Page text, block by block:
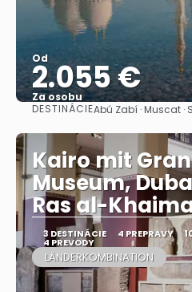
Od
2.055 €
Za osobu
DESTINÁCIEAbú Zabí · Muscat ·
Kairo mit
Museum,
Ras al-
3 DESTINÁCIE 4 PREPRAVY
4 PREVODY
LÄNDERKOMBINATION